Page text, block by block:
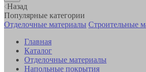
Назад
Популярные категории
Отделочные материалы Строительные
Главная
Каталог
Отделочные материалы
Напольные покрытия